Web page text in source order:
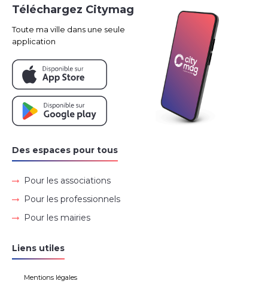
Des espaces pour tous
Pour les associations
Pour les professionnels
Pour les mairies
Liens utiles
Mentions légales
Téléchargez Citymag
Toute ma ville dans une seule
application